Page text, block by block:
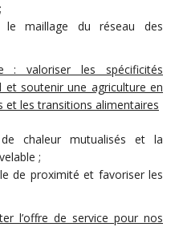
le maillage du réseau des
: valoriser les spécificités
et soutenir une agriculture en
et les transitions alimentaires
chaleur mutualisés et la
;
de proximité et favoriser les
l’offre de service pour nos